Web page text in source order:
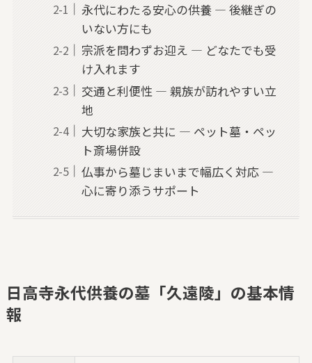
永代にわたる安心の供養 — 後継ぎの
いない方にも
宗派を問わずお迎え — どなたでも受
け入れます
交通と利便性 — 親族が訪れやすい立
地
大切な家族と共に — ペット墓・ペッ
ト斎場併設
仏事から墓じまいまで幅広く対応 —
心に寄り添うサポート
日高寺永代供養の墓「久遠陵」の基本情
報